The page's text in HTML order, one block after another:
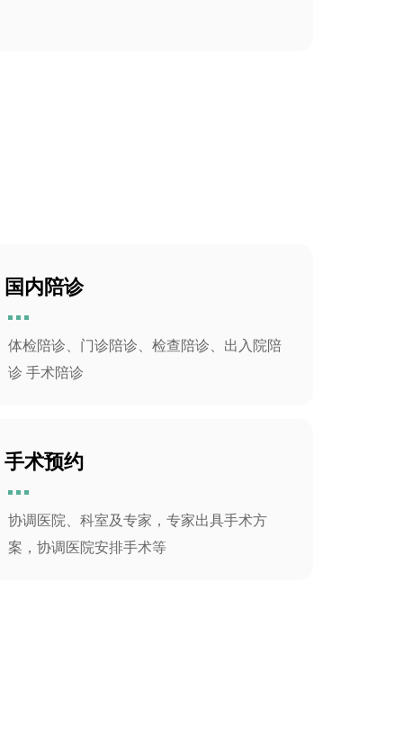
国内陪诊
体检陪诊、门诊陪诊、检查陪诊、出入院陪
诊 手术陪诊
手术预约
协调医院、科室及专家，专家出具手术方
案，协调医院安排手术等